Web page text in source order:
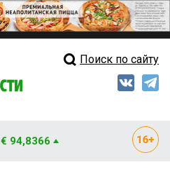
Свежий выпускПоиск по сайту
€ 94,8366